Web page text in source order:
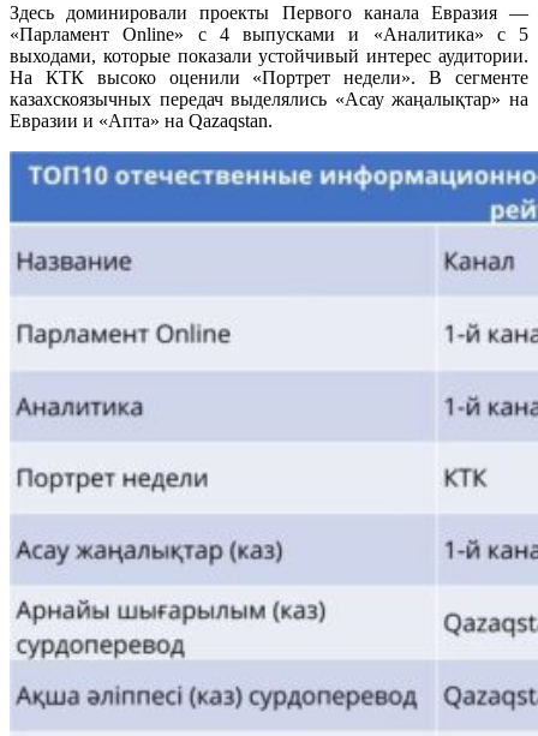
Здесь доминировали проекты Первого канала Евразия —
«Парламент Online» с 4 выпусками и «Аналитика» с 5
выходами, которые показали устойчивый интерес аудитории.
На КТК высоко оценили «Портрет недели». В сегменте
казахскоязычных передач выделялись «Асау жаңалықтар» на
Евразии и «Апта» на Qazaqstan.